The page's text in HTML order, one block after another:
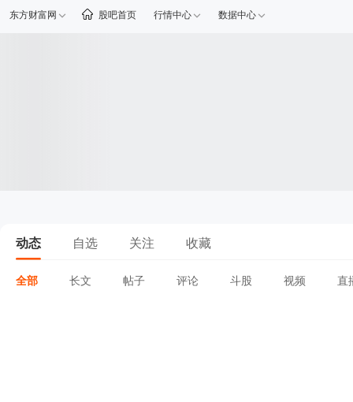
东方财富网 股吧首页 行情中心 数据中心
动态 自选 关注 收藏
全部 长文 帖子 评论 斗股 视频 直